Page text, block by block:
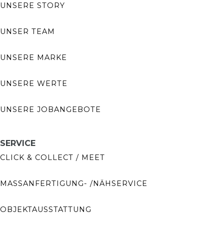
UNSERE STORY
UNSER TEAM
UNSERE MARKE
UNSERE WERTE
UNSERE JOBANGEBOTE
SERVICE
CLICK & COLLECT / MEET
MASSANFERTIGUNG- /NÄHSERVICE
OBJEKTAUSSTATTUNG